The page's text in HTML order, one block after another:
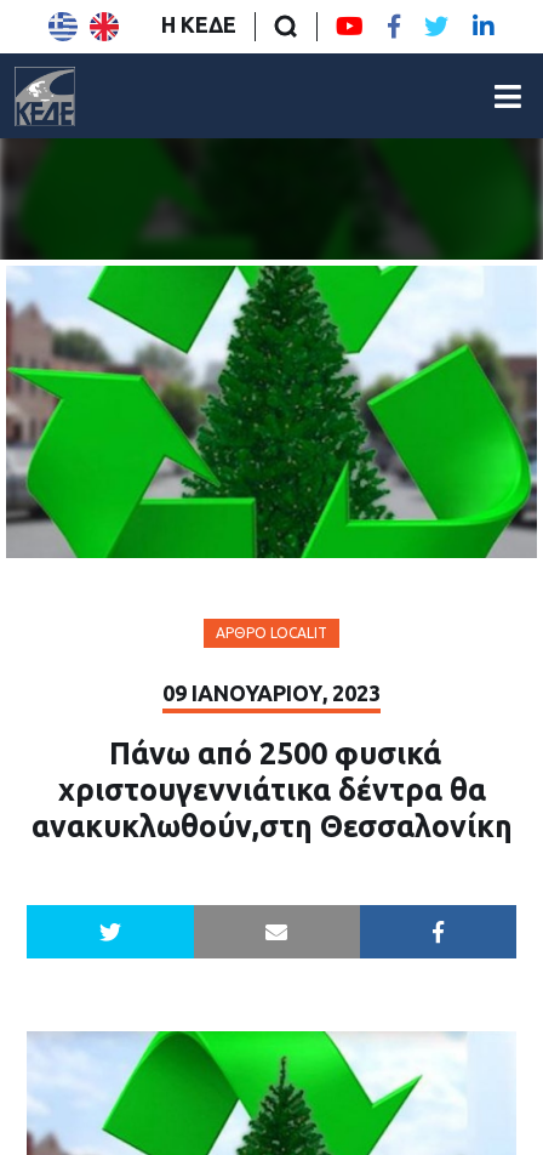
Η ΚΕΔΕ
ΆΡΘΡΟ LOCALIT
09 ΙΑΝΟΥΑΡΊΟΥ, 2023
Πάνω από 2500 φυσικά
χριστουγεννιάτικα δέντρα θα
ανακυκλωθούν,στη Θεσσαλονίκη